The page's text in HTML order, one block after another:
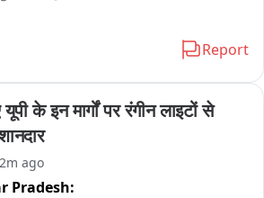
ली जानकारी
अधिकारी भी रहे मौजूद
Report
के इन मार्गों पर रंगीन लाइटों से
2m ago
Pradesh: